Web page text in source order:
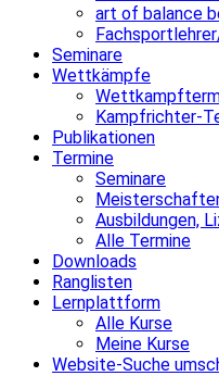
art of balance
Seminare
Wettkämpfe
Kampfrichter-
Publikationen
Termine
Seminare
Ausbildungen,
Alle Termine
Downloads
Ranglisten
Lernplattform
Alle Kurse
Meine Kurse
Website-Suche